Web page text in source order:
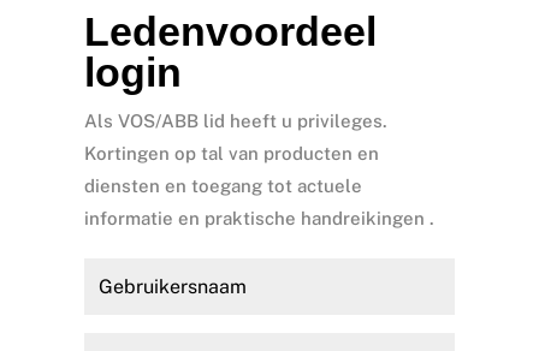
Ledenvoordeel
login
Als VOS/ABB lid heeft u privileges.
Kortingen op tal van producten en
diensten en toegang tot actuele
informatie en praktische handreikingen .